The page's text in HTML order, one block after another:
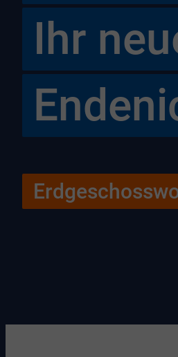
Ihr